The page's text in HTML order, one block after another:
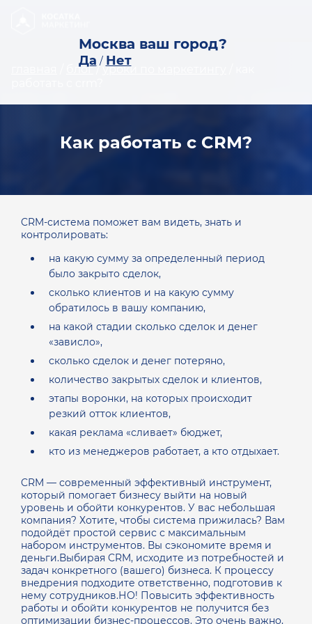
Москва ваш город?
Да / Нет
блог / уроки по маркетингу
Как работать с CRM?
CRM-система поможет вам видеть, знать и
контролировать:
на какую сумму за определенный период
было закрыто сделок,
сколько клиентов и на какую сумму
обратилось в вашу компанию,
на какой стадии сколько сделок и денег
«зависло»,
сколько сделок и денег потеряно,
количество закрытых сделок и клиентов,
этапы воронки, на которых происходит
резкий отток клиентов,
какая реклама «сливает» бюджет,
кто из менеджеров работает, а кто отдыхает.⠀
CRM — современный эффективный инструмент,
который помогает бизнесу выйти на новый
уровень и обойти конкурентов. У вас небольшая
компания? Хотите, чтобы система прижилась? Вам
подойдёт простой сервис с максимальным
набором инструментов. Вы сэкономите время и
деньги.Выбирая CRM, исходите из потребностей и
задач конкретного (вашего) бизнеса. К процессу
внедрения подходите ответственно, подготовив к
нему сотрудников.НО! Повысить эффективность
работы и обойти конкурентов не получится без
оптимизации бизнес-процессов. Это очень важно,